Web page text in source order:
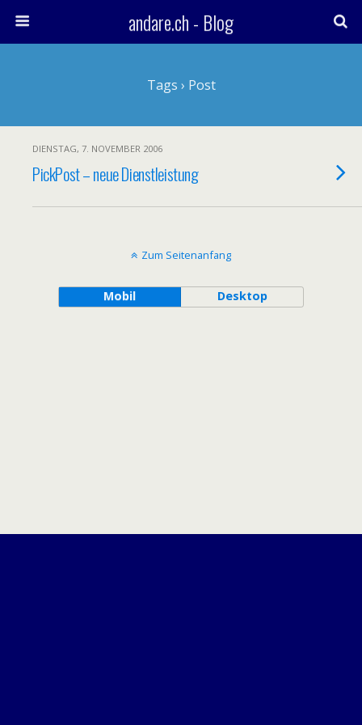
andare.ch - Blog
Tags › Post
DIENSTAG, 7. NOVEMBER 2006
PickPost – neue Dienstleistung
Zum Seitenanfang
Mobil Desktop